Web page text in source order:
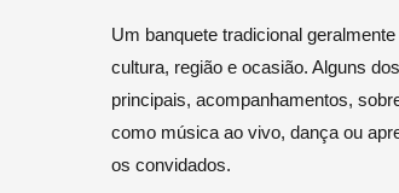
Um banquete tradicional
cultura, região e ocasião. Alguns
principais, acompanhamentos,
como música ao vivo, dança ou
os convidados.